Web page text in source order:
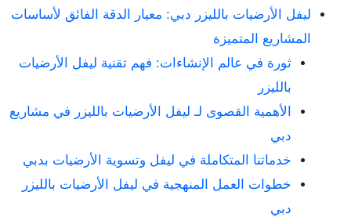
ليفل الأرضيات بالليزر دبي: معيار الدقة الفائق لأساسات
المشاريع المتميزة
ثورة في عالم الإنشاءات: فهم تقنية ليفل الأرضيات
بالليزر
الأهمية القصوى لـ ليفل الأرضيات بالليزر في مشاريع
دبي
خدماتنا المتكاملة في ليفل وتسوية الأرضيات بدبي
خطوات العمل المنهجية في ليفل الأرضيات بالليزر
دبي